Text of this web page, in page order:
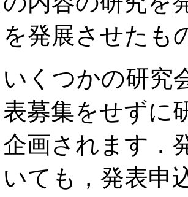
を発展させたも
いくつかの研究
表募集をせずに
企画されます．
いても，発表申